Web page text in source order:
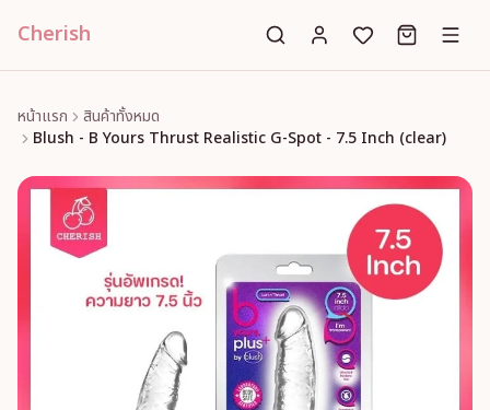
Cherish
หน้าแรก
สินค้าทั้งหมด
Blush - B Yours Thrust Realistic G-Spot - 7.5 Inch (clear)